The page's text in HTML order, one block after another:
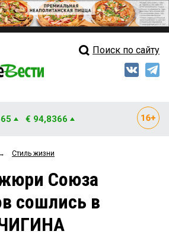
Свежий выпуск
Рейтинги
Блоги
Архив
Поиск по сайту
€ 94,8366
Стиль жизни
Союза
сошлись в